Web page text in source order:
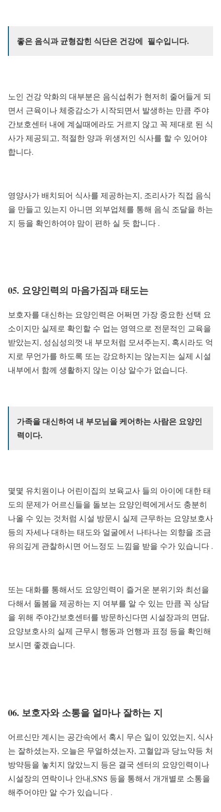
좋은 음식과 균형잡힌 식단은 건강에 필수입니다.
노인 건강 악화의 대부분은 음식섭취가 현저히 줄어들게 되
면서 근육이나 체중감소가 시작되면서 발생하는 만큼 주야
간보호센터 내에 계실때에라도 거르지 않고 꼭 제대로 된 식
사가 제공되고, 적절한 양과 위생저인 식사를 할 수 있어야
합니다.
영양사가 배치되어 식사를 제공하는지, 조리사가 직접 음식
을 만들고 있는지 아니면 외부업체를 통해 음식 조달을 하는
지 등을 확인하여야 맘이 편하 실 듯 합니다 .
05. 요양인력의 마음가짐과 태도는
보호자를 대신하는 요양인력은 어쩌면 가장 중요한 선택 요
소이지만 실제로 확인할 수 업는 영역으로 전문적인 교육을
받았는지, 성심성의껏 내 부모처럼 모셔주는지, 혹시라도 억
지로 무언가를 하도록 또는 강요하지는 않는지는 실제 시설
내부에서 함께 생활하지 않는 이상 알수가 없습니다.
가족을 대신하여 내 부모님을 케어하는 사람은 요양인
력이다.
몇몇 유치원이나 어린이집의 보육교사 들의 아이에 대한 태
도의 문제가 어르신들을 돌보는 요양인력에게서도 충분히
나올 수 있는 것처럼 시설 방문시 실제 근무하는 요양보호사
등의 자세나 대하는 태도와 얼굴에서 나타나는 외향을 조금
유의깊게 관찰하시면 어느정도 느낌을 받을 수가 있습니다 .
또는 대화를 통해서도 요양인력이 즐거운 분위기와 최선을
다해서 돌봄을 제공하는 지 여부를 알 수 있는 만큼 꼭 상담
을 위해 주야간보호센터를 방문하신다면 시설장과의 면담,
요양보호사의 실제 근무시 행동과 언행과 표정 등을 확인해
보시면 좋겠습니다.
06. 보호자와 소통을 얼마나 잘하는 지
어르신만 계시는 공간속에서 혹시 무슨 일이 있었는지, 식사
는 잘하셨는자, 오늘은 무얼하셨는자, 고혈압과 당뇨약등 처
방약등을 놓치지 않았느지 등은 결국 센터의 요양인력이나
시설장의 연락이나 안내,SNS 등을 통해서 개개별로 소통을
해주어야만 알 수가 있습니다 .